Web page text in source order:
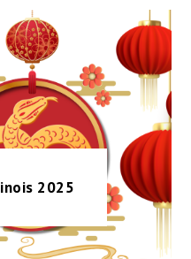
2025